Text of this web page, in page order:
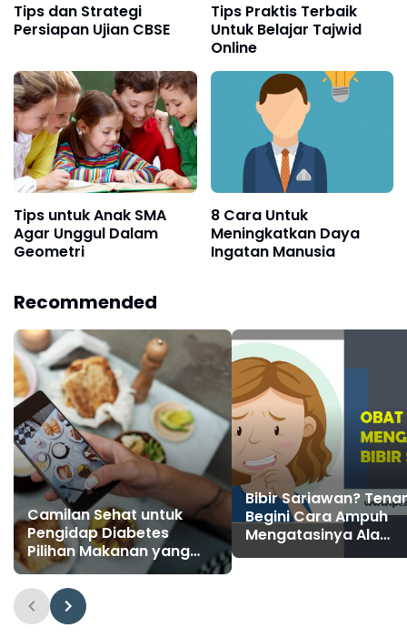
Tips dan Strategi
Persiapan Ujian CBSE
Tips Praktis Terbaik
Untuk Belajar Tajwid
Online
Tips untuk Anak SMA
Agar Unggul Dalam
Geometri
8 Cara Untuk
Meningkatkan Daya
Ingatan Manusia
Recommended
Camilan Sehat untuk
Pengidap Diabetes
Pilihan Makanan yang
Tepat untuk Kesehatan
Anda
Bibir Sariawan?
Begini Cara Ampuh
Mengatasinya Ala
Sehatq